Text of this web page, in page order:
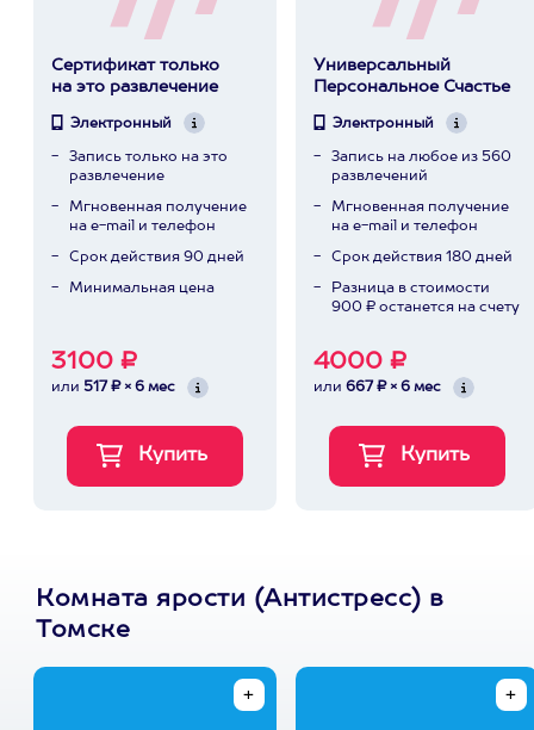
Сертификат только
на это развлечение
Электронный
Запись только на это
развлечение
Мгновенная получение
на e-mail и телефон
Срок действия 90 дней
Минимальная цена
3100 ₽
или 517 ₽ × 6 мес
Универсальный
Персональное Счастье
Электронный
Запись на любое из 560
развлечений
Мгновенная получение
на e-mail и телефон
Срок действия 180 дней
Разница в стоимости
900 ₽ останется на счету
4000 ₽
или 667 ₽ × 6 мес
Комната ярости (Антистресс) в
Томске